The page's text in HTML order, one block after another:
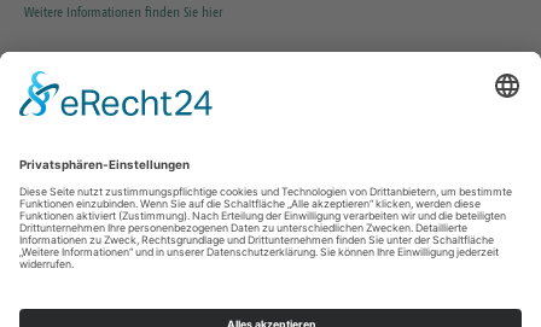
Weitere Informationen finden Sie hier
INFO SERVICE
035203 / 37351 KG.Tharandt@evlks.de